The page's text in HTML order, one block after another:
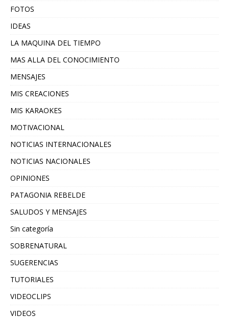
FOTOS
IDEAS
LA MAQUINA DEL TIEMPO
MAS ALLA DEL CONOCIMIENTO
MENSAJES
MIS CREACIONES
MIS KARAOKES
MOTIVACIONAL
NOTICIAS INTERNACIONALES
NOTICIAS NACIONALES
OPINIONES
PATAGONIA REBELDE
SALUDOS Y MENSAJES
Sin categoría
SOBRENATURAL
SUGERENCIAS
TUTORIALES
VIDEOCLIPS
VIDEOS